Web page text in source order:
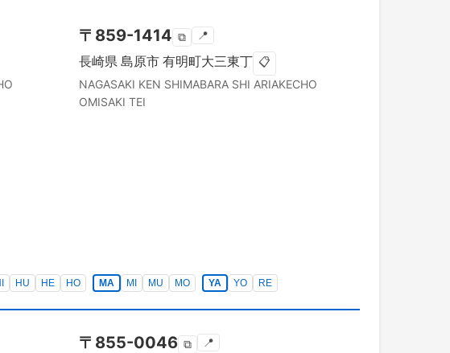
〒 859-1414 ⧉ 📍
長崎県 島原市 有明町大三東丁 📋
NAGASAKI KEN SHIMABARA SHI ARIAKECHO
OMISAKI TEI
HU HE HO MA MI MU MO YA YO RE
〒 855-0046 ⧉ 📍